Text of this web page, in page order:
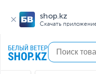
shop.kz
Скачать